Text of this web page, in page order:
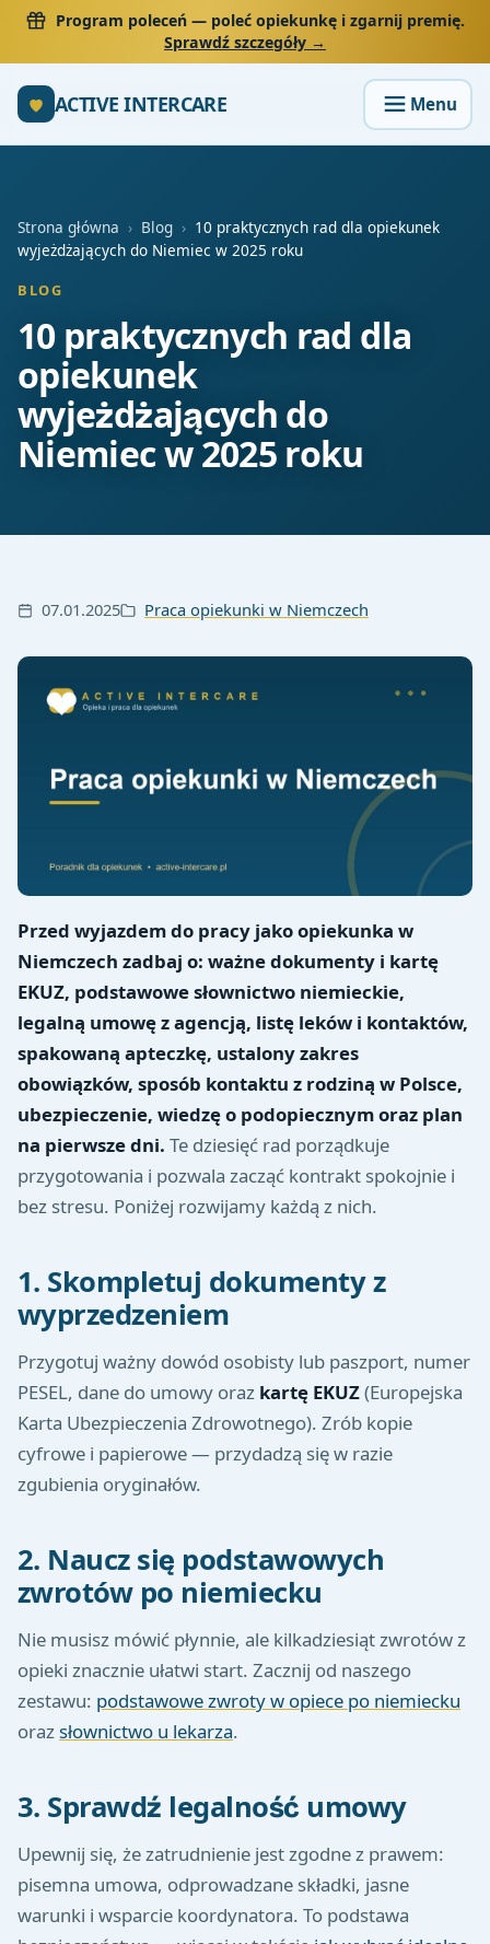
Program poleceń— poleć opiekunkę i zgarnij premię.
Sprawdź szczegóły →
ACTIVE INTERCARE
Strona główna › Blog › 10 praktycznych rad dla opiekunek
wyjeżdżających do Niemiec w 2025 roku
BLOG
10 praktycznych rad dla
opiekunek
wyjeżdżających do
Niemiec w 2025 roku
07.01.2025 Praca opiekunki w Niemczech
Przed wyjazdem do pracy jako opiekunka w
Niemczech zadbaj o: ważne dokumenty i kartę
EKUZ, podstawowe słownictwo niemieckie,
legalną umowę z agencją, listę leków i kontaktów,
spakowaną apteczkę, ustalony zakres
obowiązków, sposób kontaktu z rodziną w Polsce,
ubezpieczenie, wiedzę o podopiecznym oraz plan
na pierwsze dni. Te dziesięć rad porządkuje
przygotowania i pozwala zacząć kontrakt spokojnie i
bez stresu. Poniżej rozwijamy każdą z nich.
1. Skompletuj dokumenty z
wyprzedzeniem
Przygotuj ważny dowód osobisty lub paszport, numer
PESEL, dane do umowy oraz kartę EKUZ(Europejska
Karta Ubezpieczenia Zdrowotnego). Zrób kopie
cyfrowe i papierowe — przydadzą się w razie
zgubienia oryginałów.
2. Naucz się podstawowych
zwrotów po niemiecku
Nie musisz mówić płynnie, ale kilkadziesiąt zwrotów z
opieki znacznie ułatwi start. Zacznij od naszego
zestawu: podstawowe zwroty w opiece po niemiecku
oraz słownictwo u lekarza.
3. Sprawdź legalność umowy
Upewnij się, że zatrudnienie jest zgodne z prawem:
pisemna umowa, odprowadzane składki, jasne
warunki i wsparcie koordynatora. To podstawa